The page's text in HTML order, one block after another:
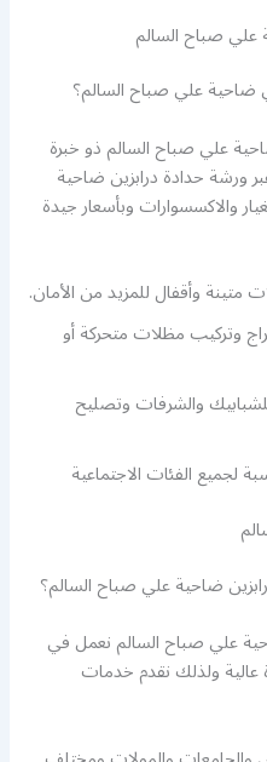
علي صباح السالم
ضاحية علي صباح السالم؟
علي صباح السالم ذو خبرة
ورشة حدادة درابزين ضاحية
والاكسسوارات وبأسعار جيدة
وأقفال للمزيد من الأمان.
وتركيب مظلات متحركة أو
والشرفات وتصليح
لجميع الفئات الاجتماعية
ضاحية علي صباح السالم؟
علي صباح السالم نعمل في
عالية ولذلك نقدم خدمات